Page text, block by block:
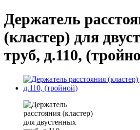
Держатель
(кластер) для
труб, д.110,